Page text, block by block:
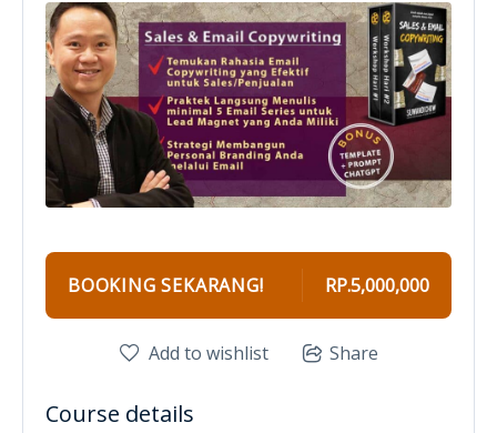
BOOKING SEKARANG! RP.5,000,000
Add to wishlist Share
Course details